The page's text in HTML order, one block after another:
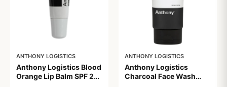
ANTHONY LOGISTICS
Anthony Logistics Blood
Orange Lip Balm SPF 25
ANTHONY LOGISTICS
Anthony Logistics
Charcoal Face Wash